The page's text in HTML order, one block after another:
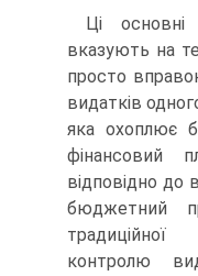
Ці
вказують на
просто
видатків
яка охоплює
фінансовий
відповідно до
бюджетний
контролю